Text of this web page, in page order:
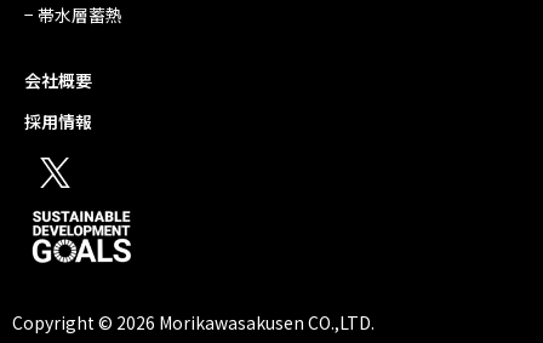
− 帯水層蓄熱
会社概要
採用情報
Copyright © 2026 Morikawasakusen CO.,LTD.